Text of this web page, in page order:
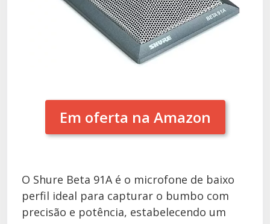
Em oferta na Amazon
O Shure Beta 91A é o microfone de baixo
perfil ideal para capturar o bumbo com
precisão e potência, estabelecendo um